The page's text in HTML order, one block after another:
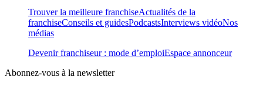
Trouver la meilleure franchiseActualités de la
franchiseConseils et guidesPodcastsInterviews vidéoNos
médias
Devenir franchiseur : mode d’emploiEspace annonceur
Abonnez-vous à la newsletter